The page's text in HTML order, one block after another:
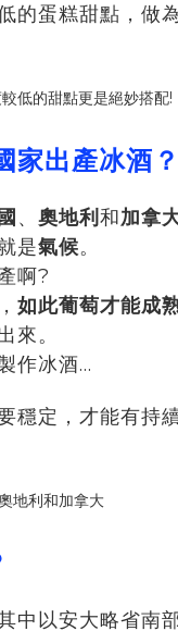
蛋糕甜點，做
家出產冰酒 ？
、 奧地利 和加拿
是氣候。
啊?
如此葡萄才能成
來。
作冰酒...
穩定，才能有持
其中以安大略省